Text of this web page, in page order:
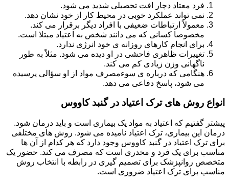
فرد معتاد دچار افت تحصیلی شدید می شود.
نمی تواند عملکرد خوبی در محیط کار از خود نشان دهد.
معمولاً ارتباطات ضعیفی با افراد دیگر برقرار می کند.
مخصوصا کسانی که می دانند شخص به اعتیاد مبتلا است.
برای انجام کارهای روزانه ی خود انرژی ندارد.
تغییرات ظاهری فاحشی در او دیده می شود. مثلاً به طور
ناگهانی وزن زیادی کم می کند.
هنگامی که درباره ی سوءمصرف مواد از او سؤالی پرسیده
می شود، پاسخ دفاعی می دهد.
انواع روش های ترک اعتیاد در گنبد کاووس
پیشتر گفتیم که اعتیاد به مواد یک بیماری است و باید درمان شود.
درمان این بیماری، ترک اعتیاد نامیده می شود. روش های مختلفی
برای ترک اعتیاد در گنبد کاووس وجود دارد که هر کدام از آن ها
مناسب برای یک فرد و مخدری است که مصرف می کند. حضور یک
متخصص روانپزشک برای تصمیم گیری در رابطه با انتخاب روش
مناسب برای ترک اعتیاد ضروری است.